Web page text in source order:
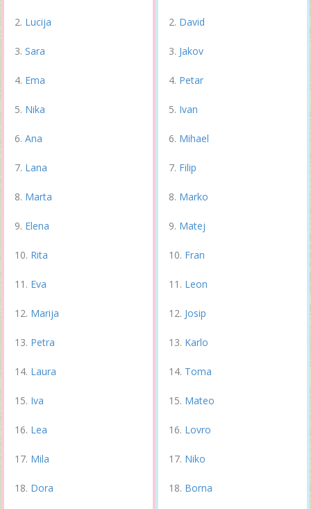
Lucija
Sara
Ema
Nika
Ana
Lana
Marta
Elena
Rita
Eva
Marija
Petra
Laura
Iva
Lea
Mila
Dora
David
Jakov
Petar
Ivan
Mihael
Filip
Marko
Matej
Fran
Leon
Josip
Karlo
Toma
Mateo
Lovro
Niko
Borna